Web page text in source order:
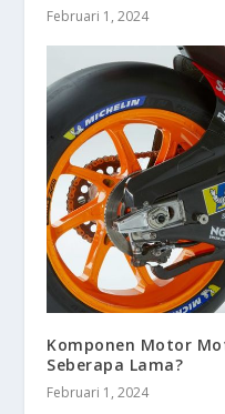
Februari 1, 2024
Komponen Motor
Seberapa Lama?
Februari 1, 2024